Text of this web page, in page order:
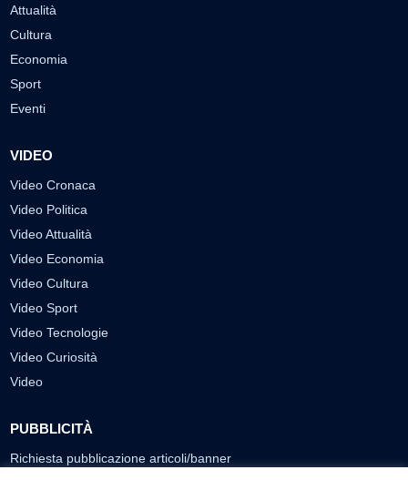
Attualità
Cultura
Economia
Sport
Eventi
VIDEO
Video Cronaca
Video Politica
Video Attualità
Video Economia
Video Cultura
Video Sport
Video Tecnologie
Video Curiosità
Video
PUBBLICITÀ
Richiesta pubblicazione articoli/banner